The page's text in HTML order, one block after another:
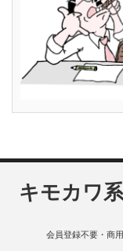
キモカワ
会員登録不要・商